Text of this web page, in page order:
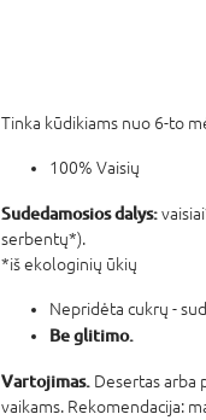
Tinka kūdikiams nuo 6-to
100% Vaisių
Sudedamosios dalys:
serbentų*).
*iš ekologinių ūkių
Nepridėta cukrų -
Be glitimo.
Vartojimas. Desertas arba
vaikams. Rekomendacija: